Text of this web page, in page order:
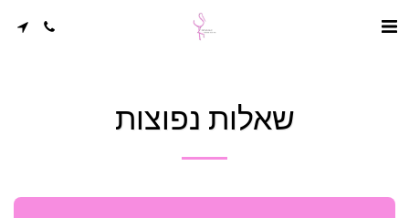
שאלות נפוצות